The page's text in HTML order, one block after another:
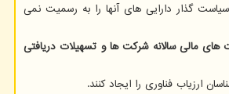
گذار دارایی های آنها را به رسمیت نمی
های مالی سالانه شرکت ها و تسهیلات دریافتی
ارزیاب فناوری را ایجاد کنند.